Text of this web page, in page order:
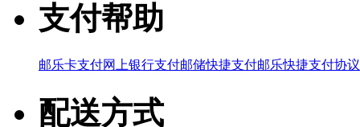
支付帮助
邮乐卡支付网上银行支付邮储快捷支付邮乐快捷支付协议
配送方式